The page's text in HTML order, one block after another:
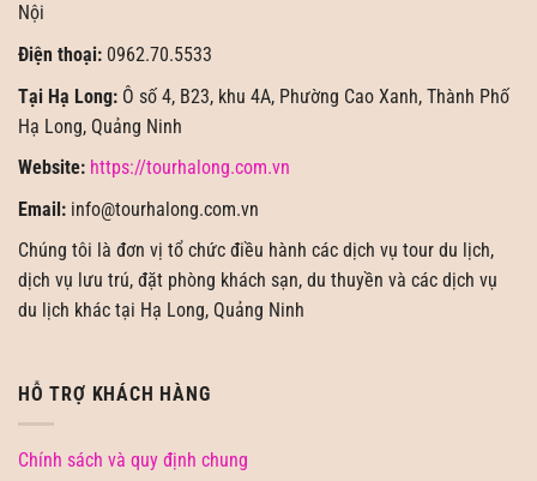
Nội
Điện thoại: 0962.70.5533
Tại Hạ Long: Ô số 4, B23, khu 4A, Phường Cao Xanh, Thành Phố
Hạ Long, Quảng Ninh
Website: https://tourhalong.com.vn
Email: info@tourhalong.com.vn
Chúng tôi là đơn vị tổ chức điều hành các dịch vụ tour du lịch,
dịch vụ lưu trú, đặt phòng khách sạn, du thuyền và các dịch vụ
du lịch khác tại Hạ Long, Quảng Ninh
HỖ TRỢ KHÁCH HÀNG
Chính sách và quy định chung